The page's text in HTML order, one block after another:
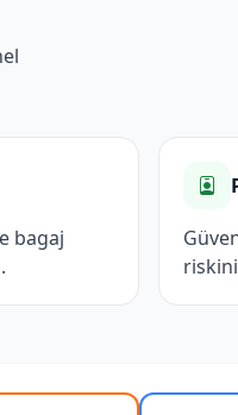
bagaj